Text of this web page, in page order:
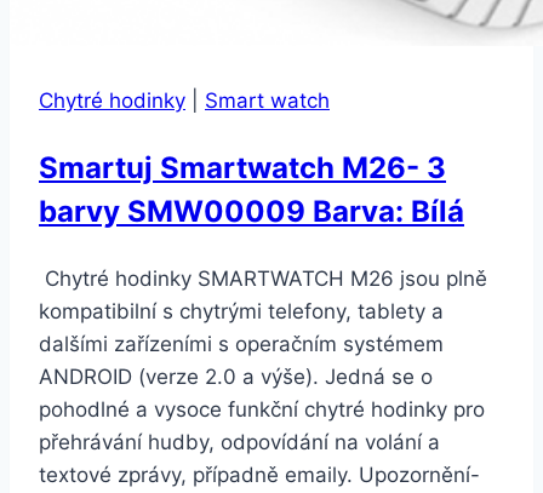
Chytré hodinky Smart watch
Smartuj Smartwatch M26- 3
barvy SMW00009 Barva: Bílá
Chytré hodinky SMARTWATCH M26 jsou plně
kompatibilní s chytrými telefony, tablety a
dalšími zařízeními s operačním systémem
ANDROID (verze 2.0 a výše). Jedná se o
pohodlné a vysoce funkční chytré hodinky pro
přehrávání hudby, odpovídání na volání a
textové zprávy, případně emaily. Upozornění-